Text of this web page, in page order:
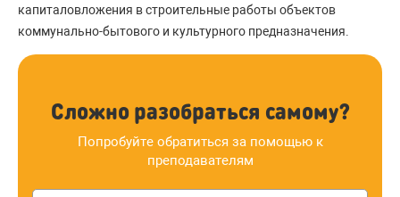
капиталовложения в строительные работы объектов
коммунально-бытового и культурного предназначения.
Сложно разобраться самому?
Попробуйте обратиться за помощью к
преподавателям